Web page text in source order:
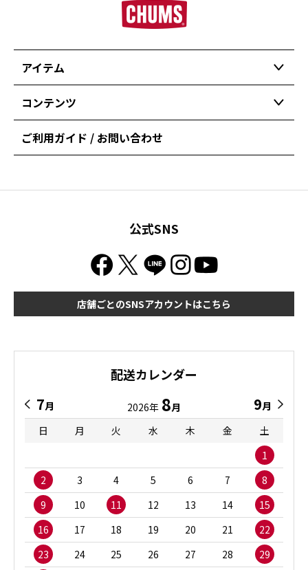
アイテム
コンテンツ
ご利用ガイド / お問い合わせ
公式SNS
店舗ごとのSNSアカウントはこちら
配送カレンダー
7月 2026年 8月 9月
日
月 火 水 木 金
土
1
2
3 4 5 6 7
8
9
10 11 12 13 14
15
16
17 18 19 20 21
22
23
24 25 26 27 28 29